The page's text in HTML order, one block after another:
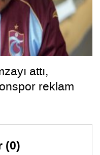
attı,
reklam
(0)